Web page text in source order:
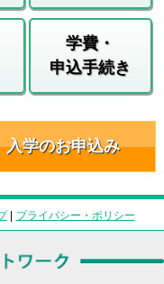
学費・
申込手続き
入学のお申込み
| プライバシー・ポリシー